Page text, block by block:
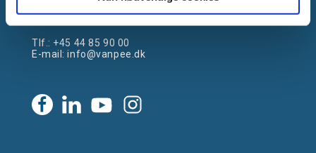
Tlf.: +45 44 85 90 00
E-mail:info@vanpee.dk